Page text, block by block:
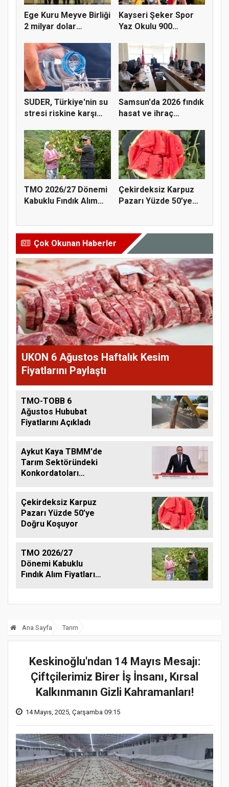
Ege Kuru Meyve Birliği
2 milyar dolar
Kayseri Şeker Spor
Yaz Okulu 900
SUDER, Türkiye'nin su
stresi riskine karşı
Samsun'da 2026 fındık
hasat ve ihraç
TMO 2026/27 Dönemi
Kabuklu Fındık Alım
Çekirdeksiz Karpuz
Pazarı Yüzde 50’ye
Çok Okunan Haberler
UKON 6 Ağustos Haftalık Kesim
Fiyatlarını Paylaştı
TMO-TOBB 6
Ağustos Hububat
Fiyatlarını Açıkladı
Aykut Kaya TBMM'de
Tarım Sektöründeki
Konkordatoları
Çekirdeksiz Karpuz
Pazarı Yüzde 50’ye
Doğru Koşuyor
TMO 2026/27
Dönemi Kabuklu
Fındık Alım Fiyatlarını
Ana Sayfa Tarım
Keskinoğlu'ndan 14 Mayıs Mesajı:
Çiftçilerimiz Birer İş İnsanı, Kırsal
Kalkınmanın Gizli Kahramanları!
14 Mayıs, 2025, Çarşamba 09:15